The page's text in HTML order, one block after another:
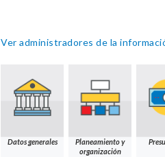
Ver administradores de la
Datos generales
Planeamiento y
organización